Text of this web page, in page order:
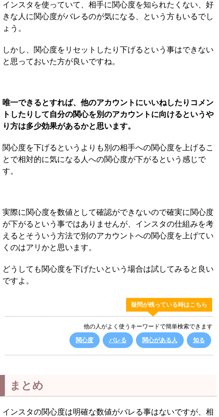
インスタを使っていて、相手に関心度を知られたくない、好
きな人に関心度がバレるのが気になる、という方もいるでし
ょう。
しかし、関心度をリセットしたり下げるという事はできない
と思っておいた方が良いですね。
唯一できるとすれば、他のアカウントにいいねしたりコメン
トしたりして自分の関心を別のアカウントに向けるというや
り方は多少効果があるかと思います。
関心度を下げるというよりも別の相手への関心度を上げるこ
とで相対的に気になる人への関心度が下がるという感じで
す。
実際に関心度を数値として確認ができないので確実に関心度
が下がるという事ではありませんが、インスタの仕組みを考
えるとそういう方法で別のアカウントへの関心度を上げてい
くのはアリかと思います。
どうしても関心度を下げたいという場合は試してみると良い
ですよ。
疑問が残っている時はこちら
他の人がよく使うキーワードで簡単検索できます
関心度
バレる 関心がある人 知る
まとめ
インスタの関心度は明確な数値がバレる事はないですが、相